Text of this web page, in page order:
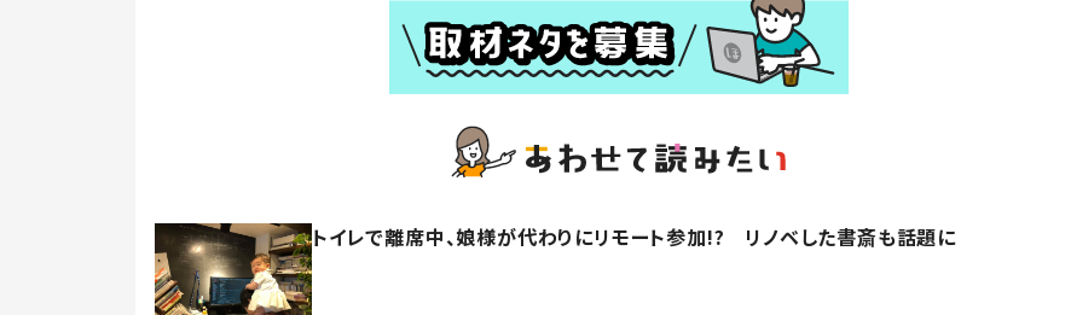
トイレで離席中、娘様が代わりにリモート参加!? リノベした書斎も話題に